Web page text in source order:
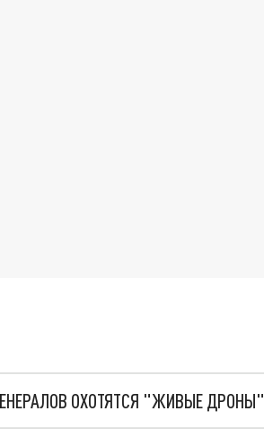
ОХОТЯТСЯ "ЖИВЫЕ ДРОНЫ"